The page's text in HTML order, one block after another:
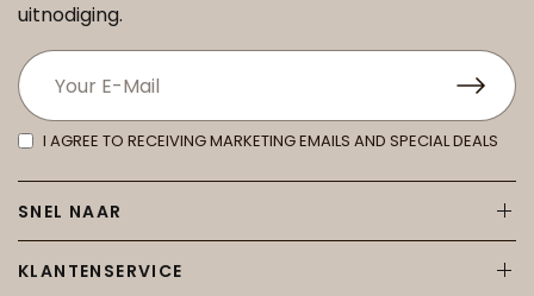
uitnodiging.
I AGREE TO RECEIVING MARKETING EMAILS AND SPECIAL DEALS
SNEL NAAR
KLANTENSERVICE